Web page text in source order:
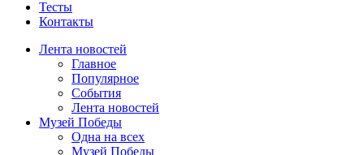
Тесты
Контакты
Лента новостей
Главное
Популярное
События
Лента новостей
Музей Победы
Одна на всех
Музей Победы